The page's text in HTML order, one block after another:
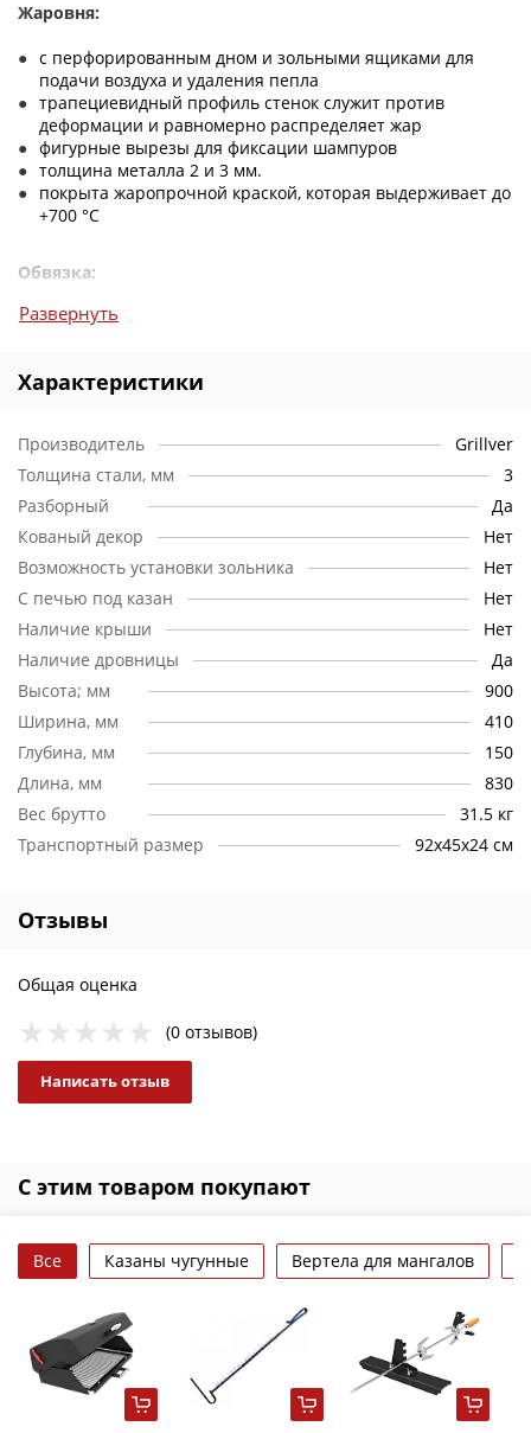
Жаровня:
с перфорированным дном и зольными ящиками для
подачи воздуха и удаления пепла
трапециевидный профиль стенок служит против
деформации и равномерно распределяет жар
фигурные вырезы для фиксации шампуров
толщина металла 2 и 3 мм.
покрыта жаропрочной краской, которая выдерживает до
+700 °C
Обвязка:
полностью разборная
обеспечивает общую жесткость всей конструкции
Развернуть
Характеристики
Производитель
Grillver
Толщина стали, мм
3
Разборный
Да
Кованый декор
Нет
Возможность установки зольника
Нет
С печью под казан
Нет
Наличие крыши
Нет
Наличие дровницы
Да
Высота; мм
900
Ширина, мм
410
Глубина, мм
150
Длина, мм
830
Вес брутто
31.5 кг
Транспортный размер
92х45х24 см
Отзывы
Общая оценка
(0 отзывов)
Написать отзыв
С этим товаром покупают
Все Казаны чугунные Вертела для мангалов